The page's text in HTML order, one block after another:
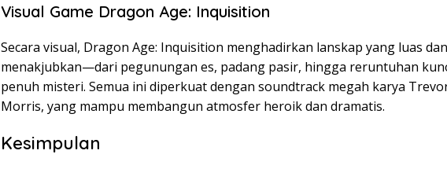
Visual Game Dragon Age: Inquisition
Secara visual, Dragon Age: Inquisition menghadirkan lanskap yang luas dan
menakjubkan—dari pegunungan es, padang pasir, hingga reruntuhan
penuh misteri. Semua ini diperkuat dengan soundtrack megah karya
Morris, yang mampu membangun atmosfer heroik dan dramatis.
Kesimpulan